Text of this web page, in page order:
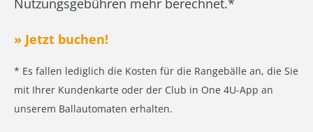
» Jetzt buchen!
* Es fallen lediglich die Kosten für die Rangebälle an, die Sie
mit Ihrer Kundenkarte oder der Club in One 4U-App an
unserem Ballautomaten erhalten.